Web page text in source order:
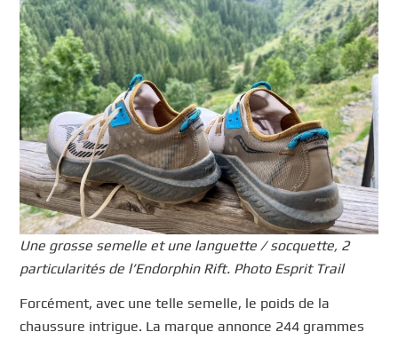
Une grosse semelle et une languette / socquette, 2
particularités de l’Endorphin Rift. Photo Esprit Trail
Forcément, avec une telle semelle, le poids de la
chaussure intrigue. La marque annonce 244 grammes